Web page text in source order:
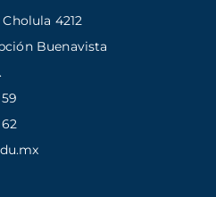
4212
Buenavista